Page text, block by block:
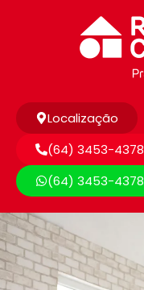
Localização
(64) 3453-4378
(64) 3453-4378